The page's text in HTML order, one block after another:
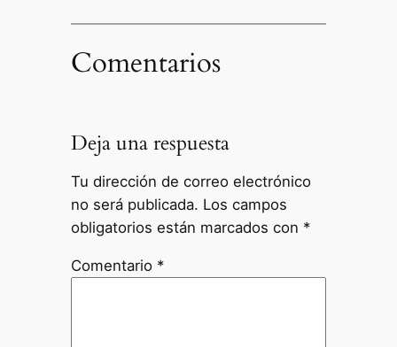
Comentarios
Deja una respuesta
Tu dirección de correo electrónico
no será publicada. Los campos
obligatorios están marcados con *
Comentario *